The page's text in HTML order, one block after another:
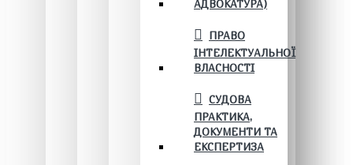
АДВОКАТУРА)
ПРАВО
ІНТЕЛЕКТУАЛЬНОЇ
ВЛАСНОСТІ
СУДОВА
ПРАКТИКА,
ДОКУМЕНТИ ТА
ЕКСПЕРТИЗА